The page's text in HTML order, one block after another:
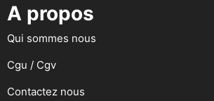
A propos
Qui sommes nous
Cgu / Cgv
Contactez nous